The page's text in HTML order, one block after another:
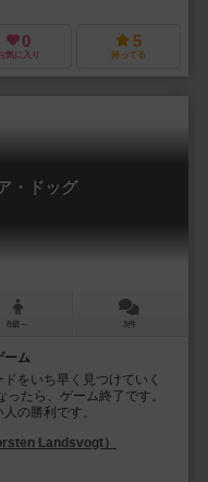
0
気に入り
5
持ってる
・ドッグ
8歳～ 3件
ーム
をいち早く見つけていく
たら、ゲーム終了です。
の勝利です。
Landsvogt）